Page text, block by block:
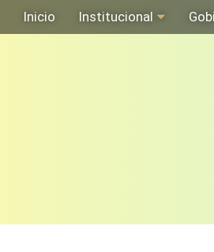
Inicio Institucional